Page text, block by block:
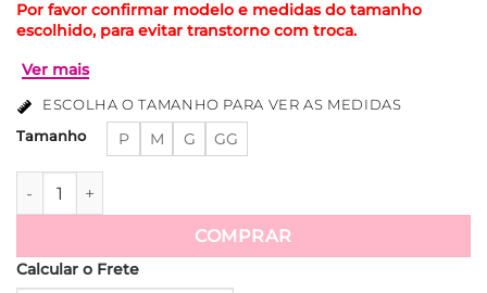
Por favor confirmar modelo e medidas do tamanho
escolhido, para evitar transtorno com troca.
Ver mais
ESCOLHA O TAMANHO PARA VER AS MEDIDAS
Tamanho P M G GG
Chemise Itália Listras em Tricoline - Azul quantidade
COMPRAR
Calcular o Frete